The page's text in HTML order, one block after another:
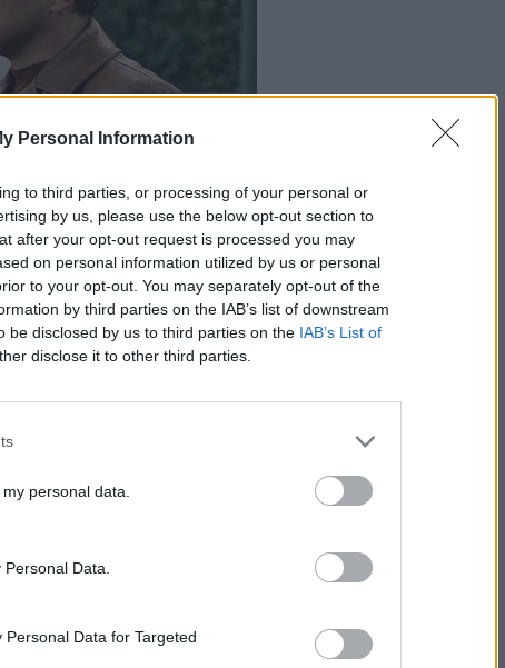
Personal Information
to third parties, or processing of your personal or
by us, please use the below opt-out section to
after your opt-out request is processed you may
on personal information utilized by us or personal
to your opt-out. You may separately opt-out of the
by third parties on the IAB’s list of downstream
be disclosed by us to third parties on the IAB’s List of
disclose it to other third parties.
personal data.
Data.
Data for Targeted